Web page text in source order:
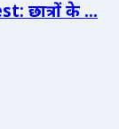
छात्रों के ...